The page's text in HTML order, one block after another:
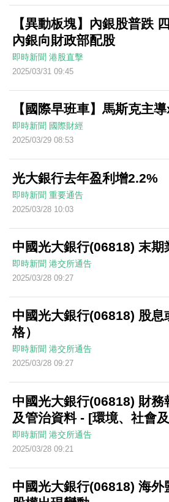
【異動板塊】內銀股普跌 四
內銀向財政部配股
即時新聞 港股直擊
2025/03/31 09:45
【國際早班車】馬斯克主
即時新聞 國際財經
2025/03/29 08:53
光大銀行去年盈利增2.2%
即時新聞 重要通告
2025/03/28 10:03
中國光大銀行(06818) 末期
即時新聞 港交所通告
2025/03/28 09:27
中國光大銀行(06818) 股息
格）
即時新聞 港交所通告
2025/03/28 09:27
中國光大銀行(06818) 財務
及管治資料 - [環境、社會
即時新聞 港交所通告
2025/03/28 09:21
中國光大銀行(06818) 海外